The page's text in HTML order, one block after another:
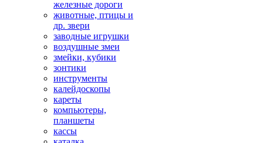
железные дороги
животные, птицы и
др. звери
заводные игрушки
воздушные змеи
змейки, кубики
зонтики
инструменты
калейдоскопы
кареты
компьютеры,
планшеты
кассы